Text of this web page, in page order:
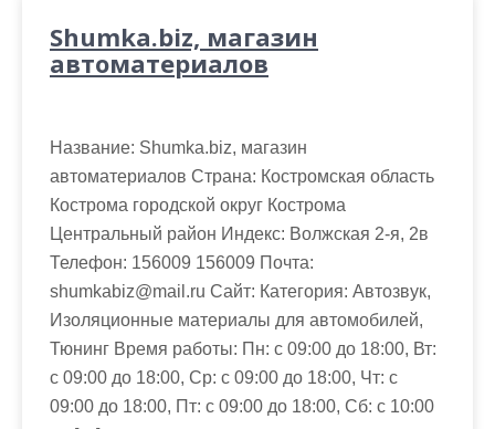
Shumka.biz, магазин
автоматериалов
Название: Shumka.biz, магазин
автоматериалов Страна: Костромская область
Кострома городской округ Кострома
Центральный район Индекс: Волжская 2-я, 2в
Телефон: 156009 156009 Почта:
shumkabiz@mail.ru Cайт: Категория: Автозвук,
Изоляционные материалы для автомобилей,
Тюнинг Время работы: Пн: с 09:00 до 18:00, Вт:
с 09:00 до 18:00, Ср: с 09:00 до 18:00, Чт: с
09:00 до 18:00, Пт: с 09:00 до 18:00, Сб: с 10:00